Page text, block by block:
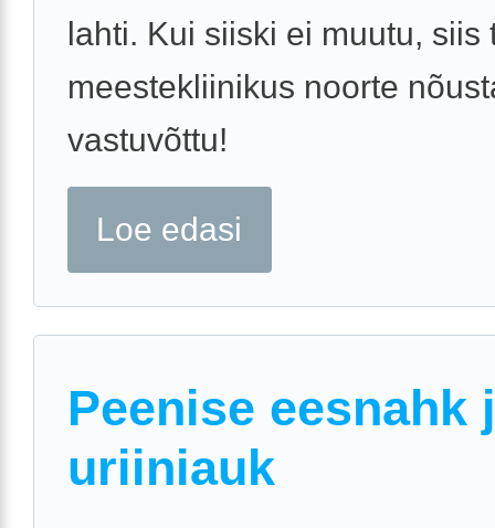
lahti. Kui siiski ei muutu, siis
meestekliinikus noorte
vastuvõttu!
Loe edasi
Peenise eesnahk
uriiniauk